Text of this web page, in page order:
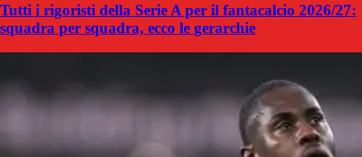
Tutti i rigoristi della Serie A per il fantacalcio 2026/27:
squadra per squadra, ecco le gerarchie